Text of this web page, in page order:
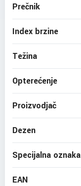
Prečnik
Index brzine
Težina
Opterećenje
Proizvodjač
Dezen
Specijalna oznaka
EAN